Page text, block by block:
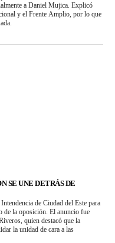
a Daniel Mujica. Explicó
y el Frente Amplio, por lo que
SE UNE DETRÁS DE
de Ciudad del Este para
de la oposición. El anuncio fue
quien destacó que la
la unidad de cara a las